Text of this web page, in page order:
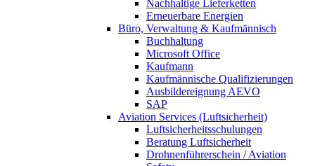
Nachhaltige Lieferketten
Erneuerbare Energien
Büro, Verwaltung & Kaufmännisch
Buchhaltung
Microsoft Office
Kaufmann
Kaufmännische Qualifizierungen
Ausbildereignung AEVO
SAP
Aviation Services (Luftsicherheit)
Luftsicherheitsschulungen
Beratung Luftsicherheit
Drohnenführerschein / Aviation